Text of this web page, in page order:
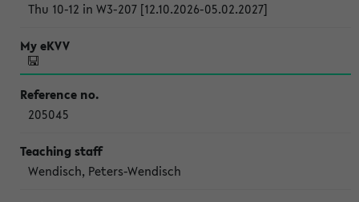
Thu 10-12 in W3-207 [12.10.2026-05.02.2027]
205045
Wendisch, Peters-Wendisch